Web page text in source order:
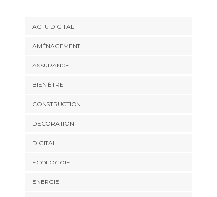
ACTU DIGITAL
AMÉNAGEMENT
ASSURANCE
BIEN ÉTRE
CONSTRUCTION
DECORATION
DIGITAL
ECOLOGOIE
ENERGIE